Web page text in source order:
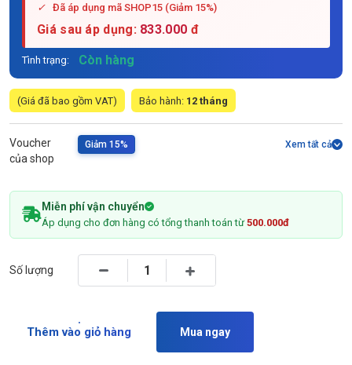
✓ Đã áp dụng mã SHOP15 (Giảm 15%)
Giá sau áp dụng: 833.000 đ
Tình trạng: Còn hàng
(Giá đã bao gồm VAT) Bảo hành: 12 tháng
Voucher
của shop
Giảm 15% Xem tất cả
Miễn phí vận chuyển
Áp dụng cho đơn hàng có tổng thanh toán từ 500.000đ
Số lượng
Thêm vào giỏ hàng Mua ngay